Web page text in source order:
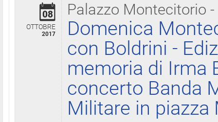
Palazzo Montecitorio
08
OTTOBRE
2017
Domenica
con Boldrini -
memoria di Irma
concerto Banda
Militare in